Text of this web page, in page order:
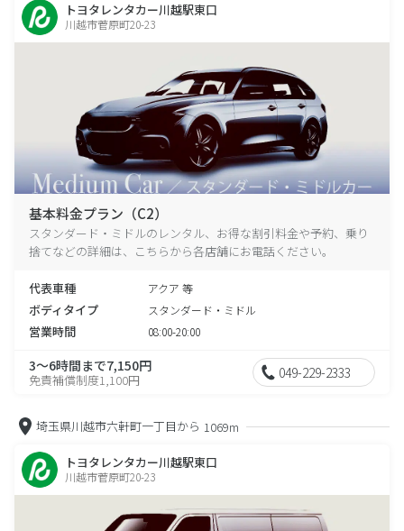
トヨタレンタカー川越駅東口
川越市菅原町20-23
基本料金プラン（C2）
スタンダード・ミドルのレンタル、お得な割引料金や予約、乗り
捨てなどの詳細は、こちらから各店舗にお電話ください。
代表車種 アクア 等
ボディタイプ スタンダード・ミドル
営業時間 08:00-20:00
3～6時間まで7,150円
免責補償制度1,100円 049-229-2333
埼玉県川越市六軒町一丁目から 1069m
トヨタレンタカー川越駅東口
川越市菅原町20-23